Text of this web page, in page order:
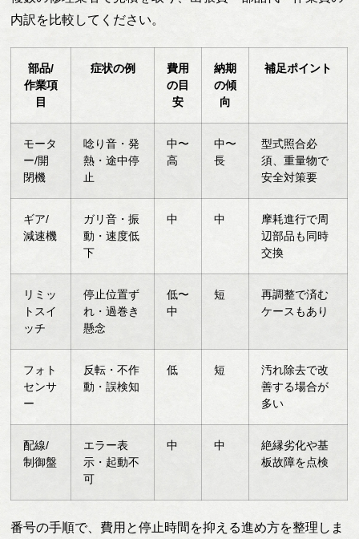
内訳を比較してください。
部品/
作業項
目
症状の例
費用
の目
安
納期
の傾
向
補足ポイント
モータ
ー/開
閉機
唸り音・発
熱・途中停
止
中〜
高
中〜
長
型式照合必
須、重量物で
安全対策要
ギア/
減速機
ガリ音・振
動・速度低
下
中 中
摩耗進行で周
辺部品も同時
交換
リミッ
トスイ
ッチ
停止位置ず
れ・過巻き
懸念
低〜
中
短
再調整で済む
ケースもあり
フォト
センサ
ー
反転・不作
動・誤検知
低 短
汚れ除去で改
善する場合が
多い
配線/
制御盤
エラー表
示・起動不
可
中 中
絶縁劣化や基
板故障を点検
番号の手順で、費用と停止時間を抑える進め方を整理しま